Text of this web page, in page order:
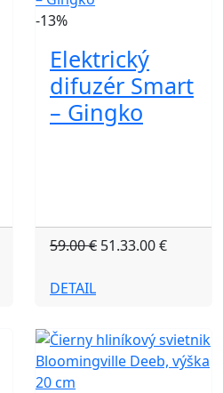
-13%
Elektrický
difuzér Smart
– Gingko
59.00 € 51.33.00 €
DETAIL